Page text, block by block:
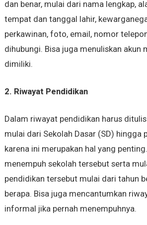
dan benar, mulai dari nama lengkap,
tempat dan tanggal lahir,
perkawinan, foto, email, nomor
dihubungi. Bisa juga menuliskan akun
dimiliki.
2. Riwayat Pendidikan
Dalam riwayat pendidikan harus
mulai dari Sekolah Dasar (SD) hingga
karena ini merupakan hal yang
menempuh sekolah tersebut serta
pendidikan tersebut mulai dari tahun
berapa. Bisa juga mencantumkan
informal jika pernah menempuhnya.